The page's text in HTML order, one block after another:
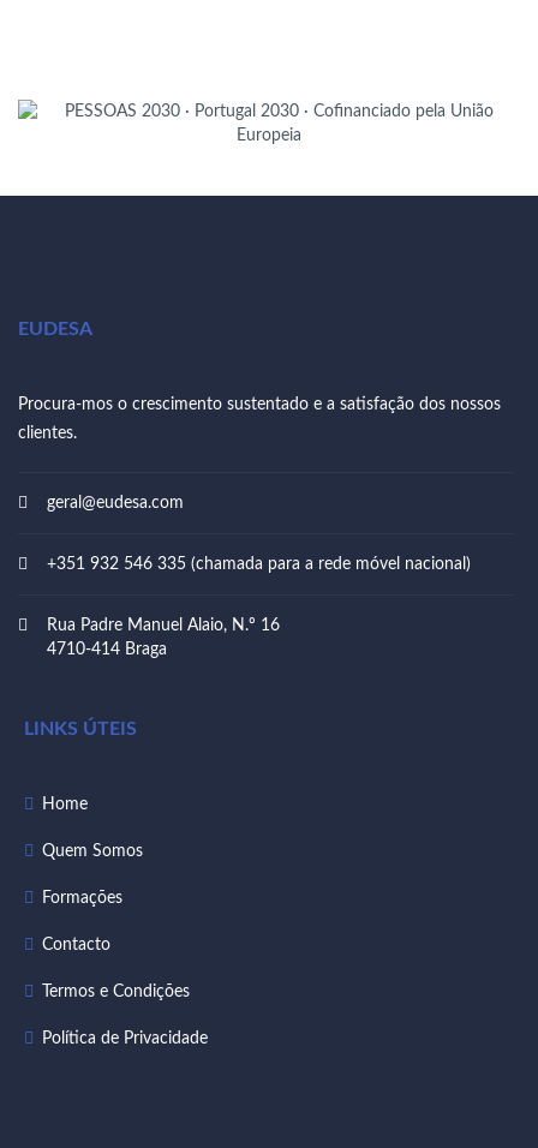
EUDESA
Procura-mos o crescimento sustentado e a satisfação dos nossos
clientes.
geral@eudesa.com
+351 932 546 335 (chamada para a rede móvel nacional)
Rua Padre Manuel Alaio, N.º 16
4710-414 Braga
LINKS ÚTEIS
Home
Quem Somos
Formações
Contacto
Termos e Condições
Política de Privacidade